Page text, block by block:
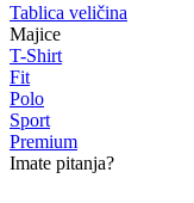
Tablica veličina
Majice
T-Shirt
Fit
Polo
Sport
Premium
Imate pitanja?